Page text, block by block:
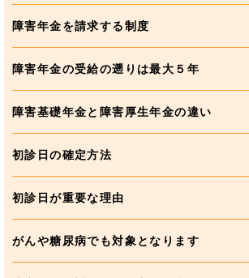
障害年金を請求する制度
障害年金の受給の遡りは最大５年
障害基礎年金と障害厚生年金の違い
初診日の確定方法
初診日が重要な理由
がんや糖尿病でも対象となります